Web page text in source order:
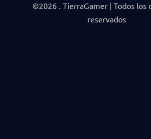
©2026 . TierraGamer | Todos los
reservados